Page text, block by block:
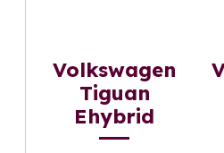
Volkswagen
Tiguan
Ehybrid